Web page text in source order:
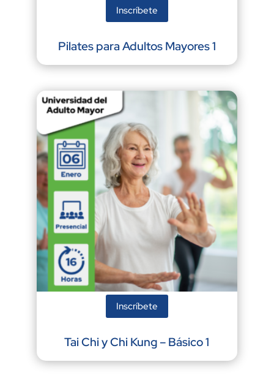
Inscríbete
Pilates para Adultos Mayores 1
Inscríbete
Tai Chi y Chi Kung – Básico 1